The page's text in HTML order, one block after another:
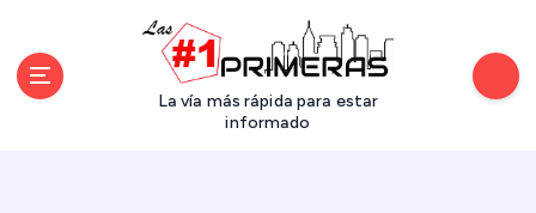
La vía más rápida para estar
informado